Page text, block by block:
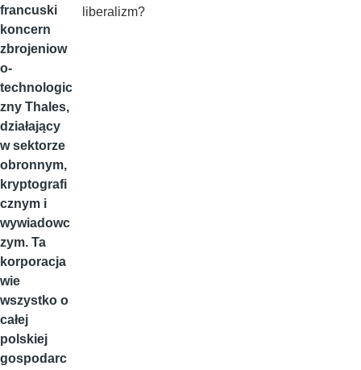
francuski
koncern
zbrojeniow
o-
technologic
zny Thales,
działający
w sektorze
obronnym,
kryptografi
cznym i
wywiadowc
zym. Ta
korporacja
wie
wszystko o
całej
polskiej
gospodarc
liberalizm?